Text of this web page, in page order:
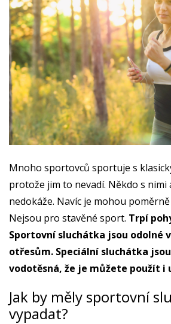
Mnoho sportovců sportuje s
protože jim to nevadí. Někdo s
nedokáže. Navíc je mohou
Nejsou pro stavěné sport. Trpí
Sportovní sluchátka jsou odolné
otřesům. Speciální sluchátka
vodotěsná, že je můžete použít i
Jak by měly sportovní
vypadat?